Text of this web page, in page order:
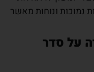
נמוכות ונוחות מאשר
על סדר